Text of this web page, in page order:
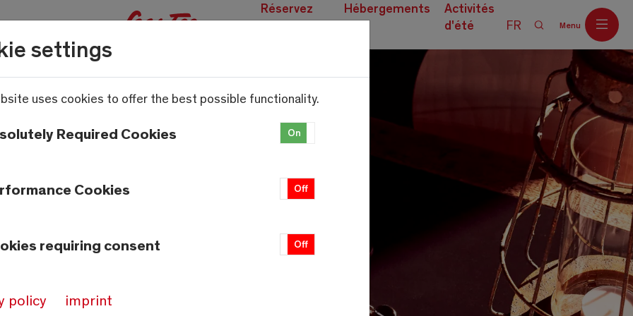
Réservez
des
Hébergements
Activités
d'été
FR Menu
settings
uses cookies to offer the best possible functionality.
Required Cookies On
Cookies Off
requiring consent Off
policy imprint